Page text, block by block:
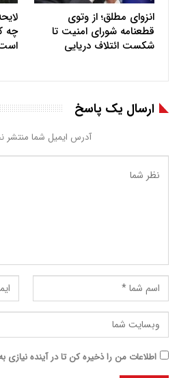
انزوای مطلق؛ از وتوی
قطعنامه شورای امنیت تا
شکست ائتلاف دریایی
چه
ارسال یک پاسخ
آدرس ایمیل شما منتشر
اطلاعات من را ذخیره کن تا در آینده نیازی